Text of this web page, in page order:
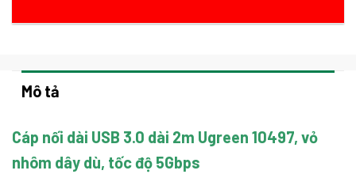
Mô tả
Cáp nối dài USB 3.0 dài 2m Ugreen 10497, vỏ
nhôm dây dù, tốc độ 5Gbps